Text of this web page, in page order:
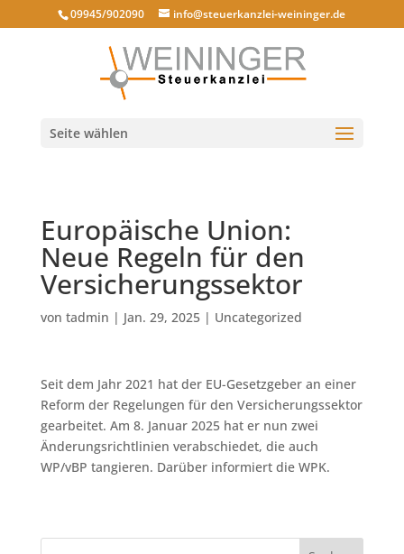
09945/902090 info@steuerkanzlei-weininger.de
Seite wählen
Europäische Union:
Neue Regeln für den
Versicherungssektor
von tadmin | Jan. 29, 2025| Uncategorized
Seit dem Jahr 2021 hat der EU-Gesetzgeber an einer
Reform der Regelungen für den Versicherungssektor
gearbeitet. Am 8. Januar 2025 hat er nun zwei
Änderungsrichtlinien verabschiedet, die auch
WP/vBP tangieren. Darüber informiert die WPK.